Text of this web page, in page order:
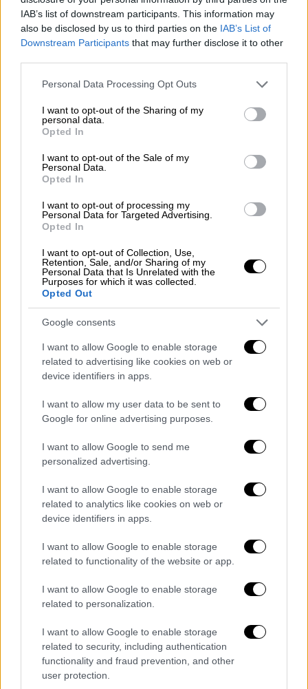
IAB’s list of downstream participants. This information may
also be disclosed by us to third parties on the IAB’s List of
Downstream Participants that may further disclose it to other
Please note that this website/app uses one or more Google
not limited to your visit or usage behaviour. You may click to
grant or deny consent to Google and its third-party tags to
use your data for below specified purposes in below Google
consent section.
Personal Data Processing Opt Outs
I want to opt-out of the Sharing of my
personal data.
Opted In
I want to opt-out of the Sale of my
Personal Data.
Opted In
I want to opt-out of processing my
Personal Data for Targeted Advertising.
Opted In
I want to opt-out of Collection, Use,
Retention, Sale, and/or Sharing of my
Personal Data that Is Unrelated with the
Purposes for which it was collected.
Opted Out
Google consents
I want to allow Google to enable storage
related to advertising like cookies on web or
device identifiers in apps.
I want to allow my user data to be sent to
Google for online advertising purposes.
I want to allow Google to send me
personalized advertising.
I want to allow Google to enable storage
related to analytics like cookies on web or
device identifiers in apps.
I want to allow Google to enable storage
related to functionality of the website or app.
I want to allow Google to enable storage
related to personalization.
I want to allow Google to enable storage
related to security, including authentication
functionality and fraud prevention, and other
user protection.
Edition» - Τα πρώτα στιγμιότυπα
Ο Σπύρος Σούλης και οι συνεργάτες του
σήκωσαν τα μανίκια και ξεκίνησαν τα
γκρεμίσματα… και τα γυρίσματα
Κόσμος|11.05.2026 14:01
«Ήταν ένα τέρας, μας κακοποιούσε
σεξουαλικά για χρόνια» λένε τα παιδιά
της «μυστικής οικογένειας» του Μάικλ
Η γνωρίμία του «Βασιλιά της Ποπ» με έναν
ξενοδόχο, η επαφή με τους γιους και την
κόρη του και η επί σειρά ετών επισκέψεις
του στο σπίτι των Κάσιο